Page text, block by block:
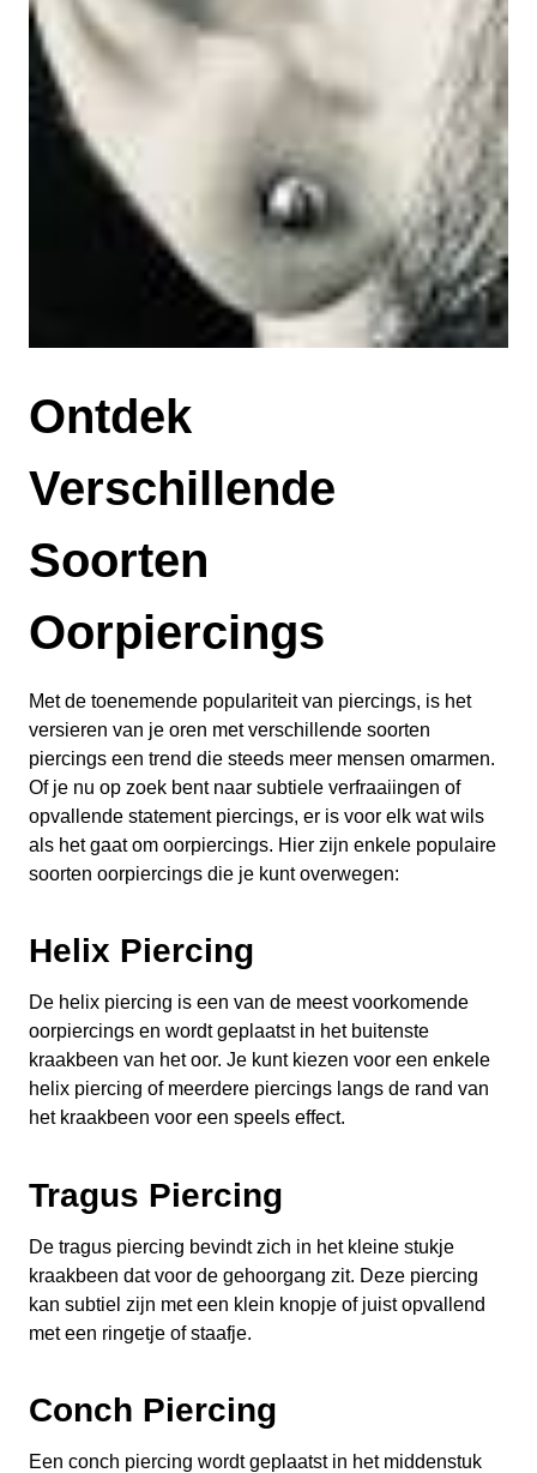
Ontdek
Verschillende
Soorten
Oorpiercings
Met de toenemende populariteit van piercings, is het
versieren van je oren met verschillende soorten
piercings een trend die steeds meer mensen omarmen.
Of je nu op zoek bent naar subtiele verfraaiingen of
opvallende statement piercings, er is voor elk wat wils
als het gaat om oorpiercings. Hier zijn enkele populaire
soorten oorpiercings die je kunt overwegen:
Helix Piercing
De helix piercing is een van de meest voorkomende
oorpiercings en wordt geplaatst in het buitenste
kraakbeen van het oor. Je kunt kiezen voor een enkele
helix piercing of meerdere piercings langs de rand van
het kraakbeen voor een speels effect.
Tragus Piercing
De tragus piercing bevindt zich in het kleine stukje
kraakbeen dat voor de gehoorgang zit. Deze piercing
kan subtiel zijn met een klein knopje of juist opvallend
met een ringetje of staafje.
Conch Piercing
Een conch piercing wordt geplaatst in het middenstuk